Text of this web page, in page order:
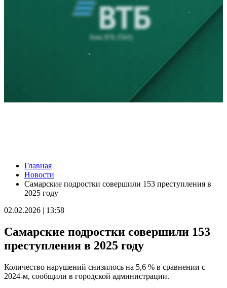
В Самарской области рано утром 8 августа объявили
ракетную и беспилотную опасность
08.08.2026 | 04:40
В Большой Глушице появится зона отдыха у воды
Вячеслав Федорищев: "Важно отмечать тех, кто всей душой и
вклад в ее развитие"
07.08.2026 | 21:21
В Самаре изменят схему движения шести автобусов с 8 до 12
07.08.2026 | 20:51
В Самаре пустят дополнительный транспорт в день матча КС
Главная
Новости
Самарские подростки совершили 153 преступления в
2025 году
02.02.2026 | 13:58
Самарские подростки совершили 153
преступления в 2025 году
Количество нарушений снизилось на 5,6 % в сравнении с
2024-м, сообщили в городской администрации.